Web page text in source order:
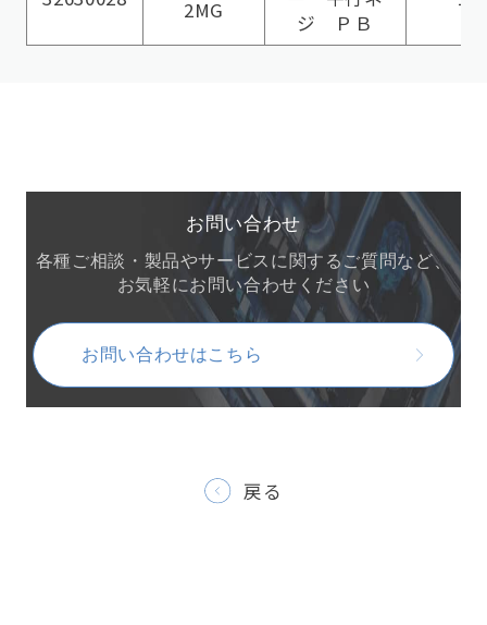
2MG
ジ ＰＢ
お問い合わせ
各種ご相談・製品やサービスに関するご質問など、
お気軽にお問い合わせください
お問い合わせはこちら
戻る